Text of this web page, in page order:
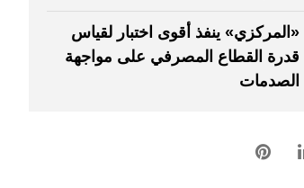
«المركزي» ينفذ أقوى اختبار لقياس
قدرة القطاع المصرفي على مواجهة
الصدمات